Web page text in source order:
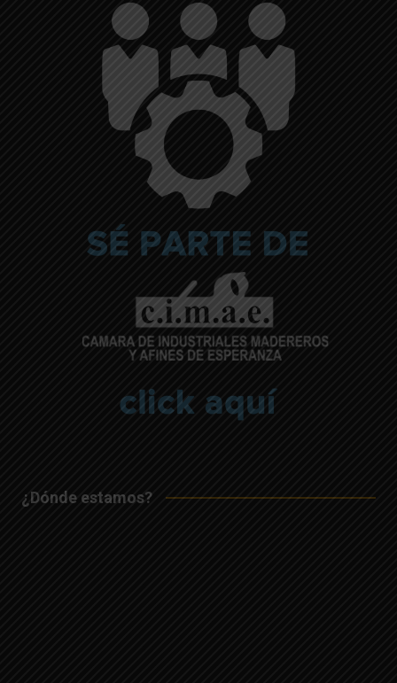
¿Dónde estamos?